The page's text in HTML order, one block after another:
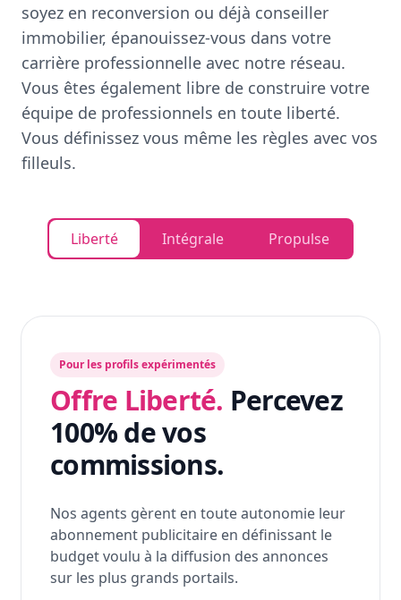
soyez en reconversion ou déjà conseiller
immobilier, épanouissez-vous dans votre
carrière professionnelle avec notre réseau.
Vous êtes également libre de construire votre
équipe de professionnels en toute liberté.
Vous définissez vous même les règles avec vos
filleuls.
Liberté Intégrale Propulse
Pour les profils expérimentés
Offre Liberté. Percevez
100% de vos
commissions.
Nos agents gèrent en toute autonomie leur
abonnement publicitaire en définissant le
budget voulu à la diffusion des annonces
sur les plus grands portails.